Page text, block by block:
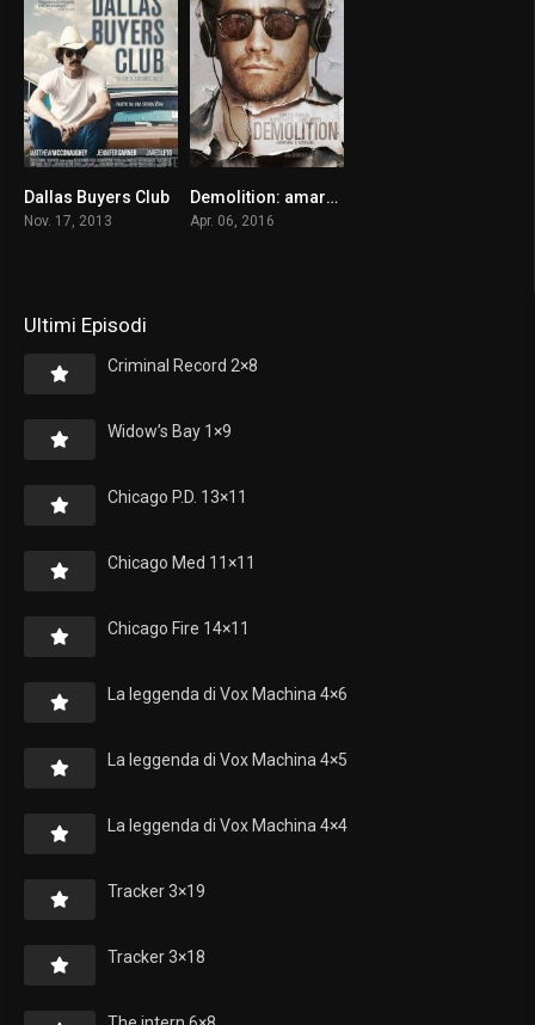
8.0
Dallas Buyers Club
Nov. 17, 2013
7.0Demolition: amare e vivere
Apr. 06, 2016
Ultimi Episodi
Criminal Record 2×8
Widow’s Bay 1×9
Chicago P.D. 13×11
Chicago Med 11×11
Chicago Fire 14×11
La leggenda di Vox Machina 4×6
La leggenda di Vox Machina 4×5
La leggenda di Vox Machina 4×4
Tracker 3×19
Tracker 3×18